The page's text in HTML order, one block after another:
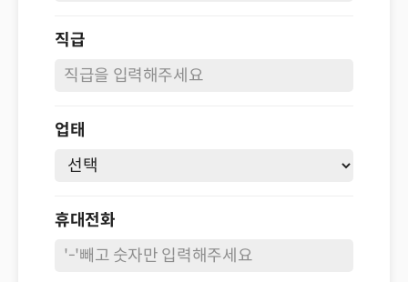
직급
업태
휴대전화